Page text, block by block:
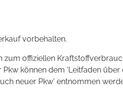
vorbehalten.
zum offiziellen
können dem 'Leitfaden
neuer Pkw' entnommen